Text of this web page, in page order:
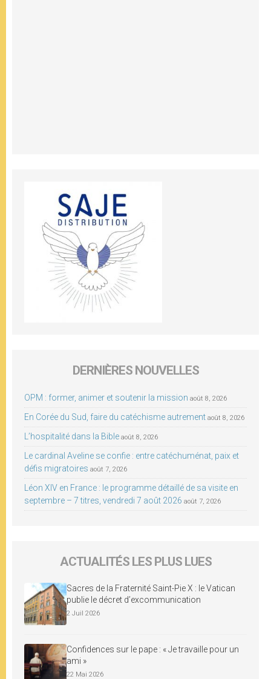
DERNIÈRES NOUVELLES
OPM : former, animer et soutenir la mission août 8, 2026
En Corée du Sud, faire du catéchisme autrement août 8, 2026
L’hospitalité dans la Bible août 8, 2026
Le cardinal Aveline se confie : entre catéchuménat, paix et
défis migratoires août 7, 2026
Léon XIV en France : le programme détaillé de sa visite en
septembre – 7 titres, vendredi 7 août 2026 août 7, 2026
ACTUALITÉS LES PLUS LUES
Sacres de la Fraternité Saint-Pie X : le Vatican
publie le décret d’excommunication
2 Juil 2026
Confidences sur le pape : « Je travaille pour un
ami »
22 Mai 2026